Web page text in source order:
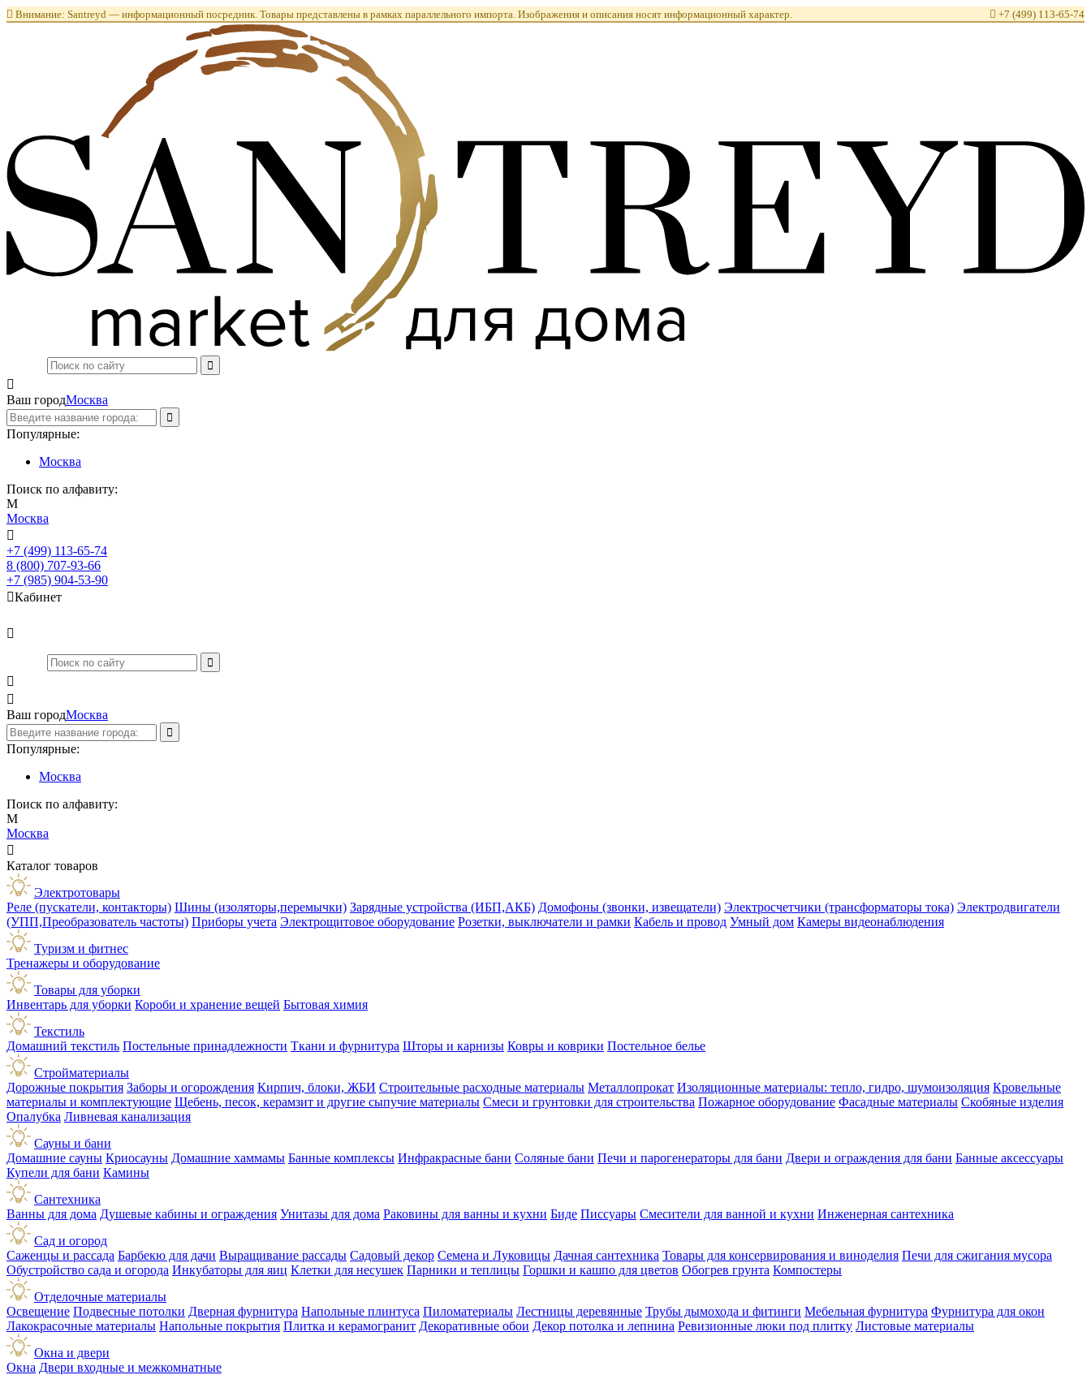
 Внимание: Santreyd — информационный посредник. Товары представлены в рамках параллельного импорта. Изображения и описания носят информационный характер.  +7 (499) 113-65-74

Ваш городМосква
Популярные:
Москва
Поиск по алфавиту:
М
Москва

+7 (499) 113-65-74
8 (800) 707-93-66
+7 (985) 904-53-90
Кабинет



Ваш городМосква
Популярные:
Москва
Поиск по алфавиту:
М
Москва

Каталог товаров
Электротовары
Реле (пускатели, контакторы) Шины (изоляторы,перемычки) Зарядные устройства (ИБП,АКБ) Домофоны (звонки, извещатели) Электросчетчики (трансформаторы тока) Электродвигатели
(УПП,Преобразователь частоты) Приборы учета Электрощитовое оборудование Розетки, выключатели и рамки Кабель и провод Умный дом Камеры видеонаблюдения
Туризм и фитнес
Тренажеры и оборудование
Товары для уборки
Инвентарь для уборки Короби и хранение вещей Бытовая химия
Текстиль
Домашний текстиль Постельные принадлежности Ткани и фурнитура Шторы и карнизы Ковры и коврики Постельное белье
Стройматериалы
Дорожные покрытия Заборы и огорождения Кирпич, блоки, ЖБИ Строительные расходные материалы Металлопрокат Изоляционные материалы: тепло, гидро, шумоизоляция Кровельные
материалы и комплектующие Щебень, песок, керамзит и другие сыпучие материалы Смеси и грунтовки для строительства Пожарное оборудование Фасадные материалы Скобяные изделия
Опалубка Ливневая канализация
Сауны и бани
Домашние сауны Криосауны Домашние хаммамы Банные комплексы Инфракрасные бани Соляные бани Печи и парогенераторы для бани Двери и ограждения для бани Банные аксессуары
Купели для бани Камины
Сантехника
Ванны для дома Душевые кабины и ограждения Унитазы для дома Раковины для ванны и кухни Биде Писсуары Смесители для ванной и кухни Инженерная сантехника
Сад и огород
Саженцы и рассада Барбекю для дачи Выращивание рассады Садовый декор Семена и Луковицы Дачная сантехника Товары для консервирования и виноделия Печи для сжигания мусора
Обустройство сада и огорода Инкубаторы для яиц Клетки для несушек Парники и теплицы Горшки и кашпо для цветов Обогрев грунта Компостеры
Отделочные материалы
Освещение Подвесные потолки Дверная фурнитура Напольные плинтуса Пиломатериалы Лестницы деревянные Трубы дымохода и фитинги Мебельная фурнитура Фурнитура для окон
Лакокрасочные материалы Напольные покрытия Плитка и керамогранит Декоративные обои Декор потолка и лепнина Ревизионные люки под плитку Листовые материалы
Окна и двери
Окна Двери входные и межкомнатные